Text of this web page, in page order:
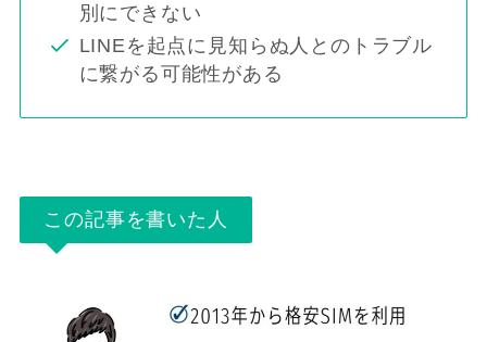
別にできない
LINEを起点に見知らぬ人とのトラブル
に繋がる可能性がある
この記事を書いた人